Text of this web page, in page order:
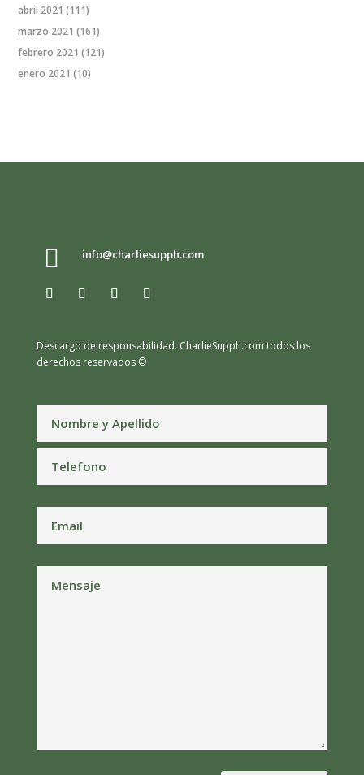
abril 2021 (111)
marzo 2021 (161)
febrero 2021 (121)
enero 2021 (10)
 info@charliesupph.com
Descargo de responsabilidad. CharlieSupph.com todos los
derechos reservados ©